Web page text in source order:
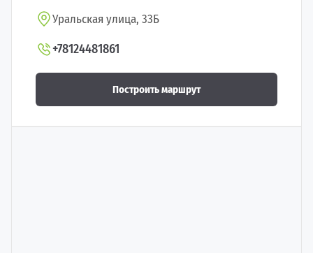
Уральская улица, 33Б
+78124481861
Построить маршрут